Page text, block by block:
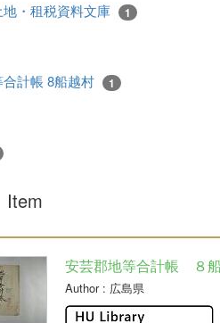
・租税資料文庫 1
計帳 8船越村 1
Item
安芸郡地等合計帳 ８
Author: 広島県